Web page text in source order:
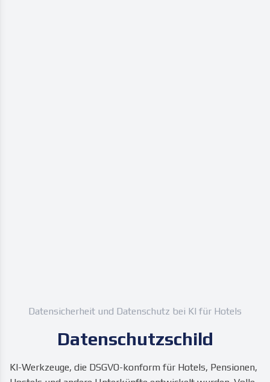
Datensicherheit und Datenschutz bei KI für Hotels
Datenschutzschild
KI-Werkzeuge, die DSGVO-konform für Hotels, Pensionen,